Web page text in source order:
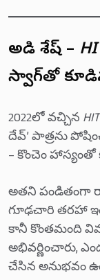
అడివి శేష్ –
స్వాగ్‌తో
2022లో వచ్చిన
దేవ్’ పాత్రను
– కొంచెం
అతని పండితంగా
గూఢచారి తరహా
కానీ కొంతమంది
అభివర్ణించారు,
చేసిన అనుభవం